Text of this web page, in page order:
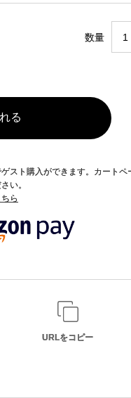
数量
る
スト購入ができます。カートペ
い。
ら
URLをコピー